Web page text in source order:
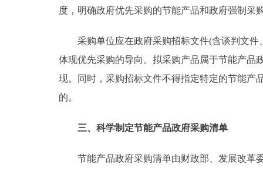
度，明确政府优先采购的节能产品和政府强制采
采购单位应在政府采购招标文件(含谈判文件
体现优先采购的导向。拟采购产品属于节能产品
现。同时，采购招标文件不得指定特定的节能产
的。
三、科学制定节能产品政府采购清单
节能产品政府采购清单由财政部、发展改革委